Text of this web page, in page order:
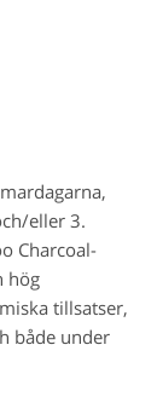
eller 3.
Charcoal-
hög
tillsatser,
både under